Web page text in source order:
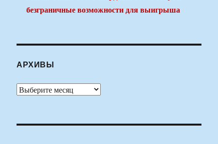
безграничные возможности для выигрыша
АРХИВЫ
Архивы